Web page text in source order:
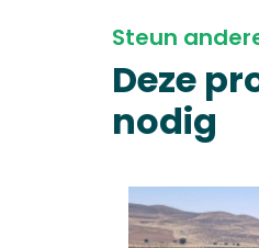
Steun
Deze
nodig